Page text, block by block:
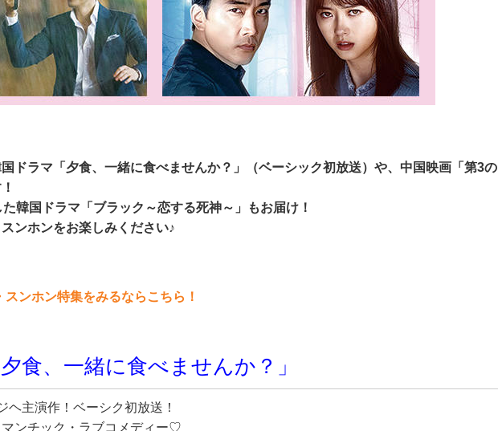
ドラマ「夕食、一緒に食べませんか？」（ベーシック初放送）や、中国映画「第3の
韓国ドラマ「ブラック～恋する死神～」もお届け！
ンホンをお楽しみください♪
スンホン特集をみるならこちら ！
食、一緒に食べませんか？」
ヘ主演作！ベーシク初放送！
マンチック・ラブコメディー♡